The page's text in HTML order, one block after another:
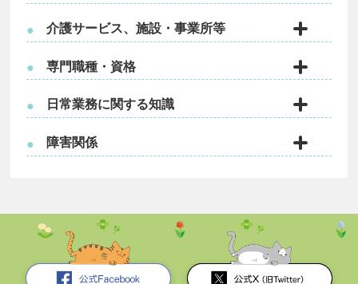
● 介護サービス、施設・事業所等
● 専門職種・資格
● 日常業務に関する知識
● 障害関係